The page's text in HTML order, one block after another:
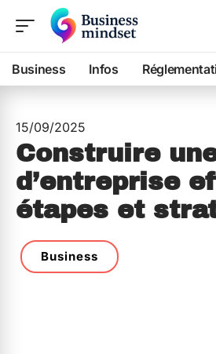
Business Infos
15/09/2025
Construire
d’entreprise
étapes et
Business